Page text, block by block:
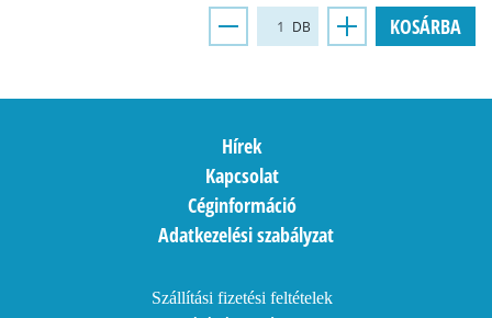
DB KOSÁRBA
Hírek
Kapcsolat
Céginformáció
Adatkezelési szabályzat
Szállítási fizetési feltételek